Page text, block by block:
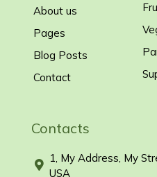
About us
Pages
Blog Posts
Contact
Contacts
1, My Address, My
USA